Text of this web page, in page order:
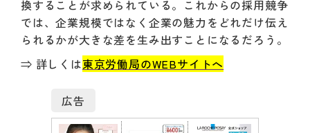
換することが求められている。これからの採用競争
では、企業規模ではなく企業の魅力をどれだけ伝え
られるかが大きな差を生み出すことになるだろう。
⇒ 詳しくは東京労働局のWEBサイトへ
広告